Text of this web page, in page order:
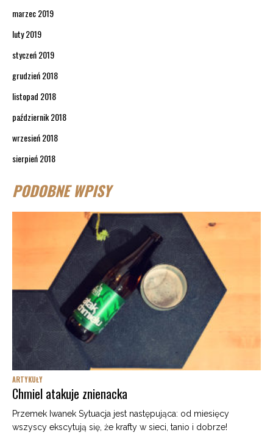
marzec 2019
luty 2019
styczeń 2019
grudzień 2018
listopad 2018
październik 2018
wrzesień 2018
sierpień 2018
PODOBNE WPISY
ARTYKUŁY
Chmiel atakuje znienacka
Przemek Iwanek Sytuacja jest następująca: od miesięcy
wszyscy ekscytują się, że krafty w sieci, tanio i dobrze!